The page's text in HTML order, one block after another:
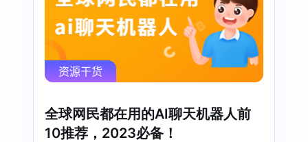
资源干货
全球网民都在用的AI聊天机器人前
10推荐，2023必备！